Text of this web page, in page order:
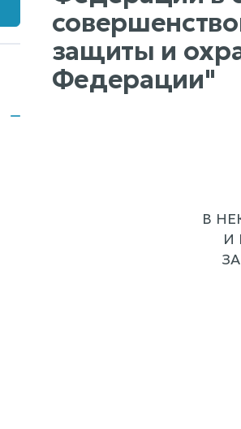
защиты и
Федерации"
В
И